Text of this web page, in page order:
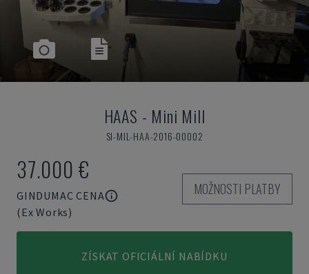
HAAS - Mini Mill
SI-MIL-HAA-2016-00002
37.000 €
GINDUMAC CENA
(Ex Works)
MOŽNOSTI PLATBY
ZÍSKAT OFICIÁLNÍ NABÍDKU